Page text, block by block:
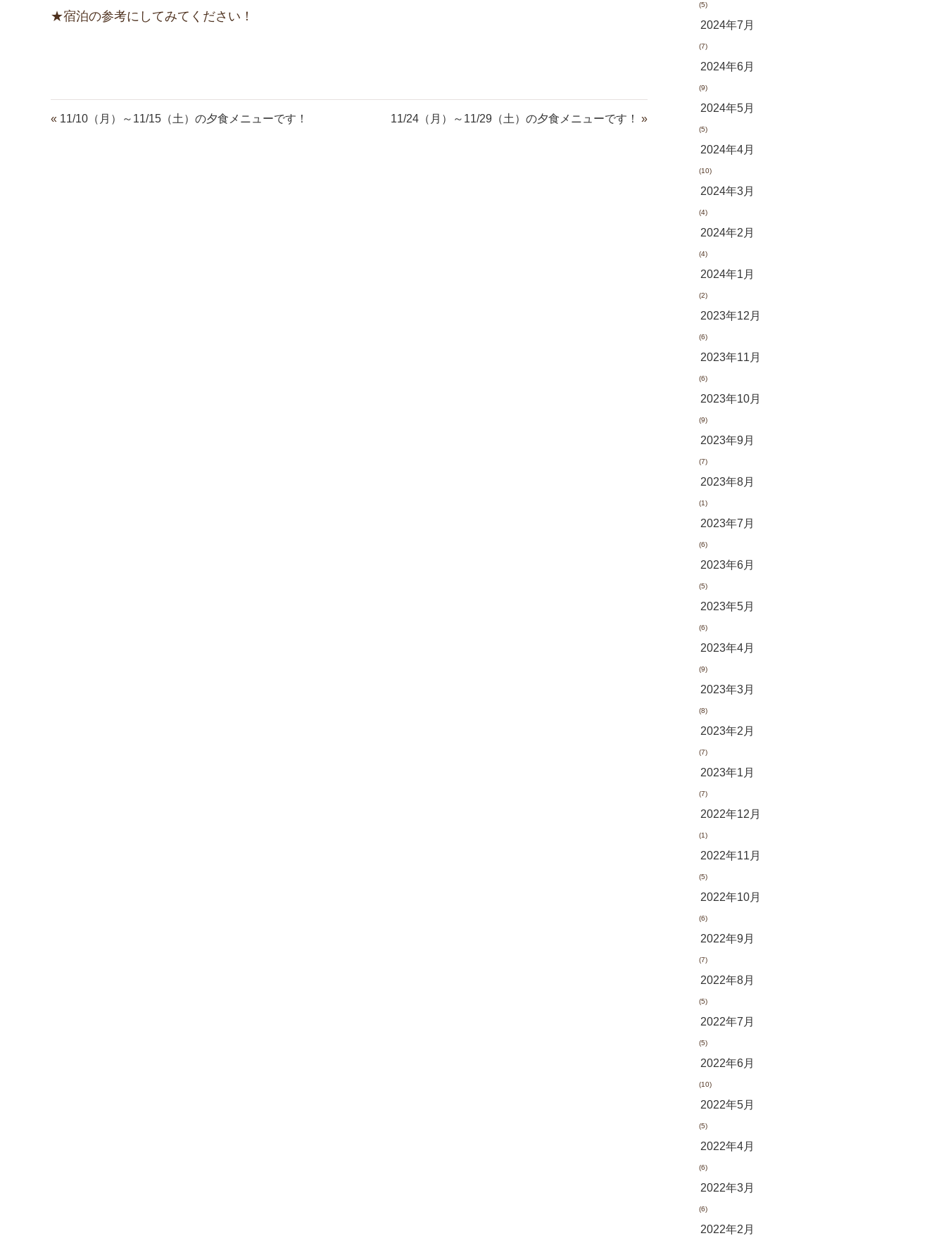
★宿泊の参考にしてみてください！
« 11/10（月）～11/15（土）の夕食メニューです！ 11/24（月）～11/29（土）の夕食メニューです！ »
(5)
2024年7月
(7)
2024年6月
(9)
2024年5月
(5)
2024年4月
(10)
2024年3月
(4)
2024年2月
(4)
2024年1月
(2)
2023年12月
(6)
2023年11月
(6)
2023年10月
(9)
2023年9月
(7)
2023年8月
(1)
2023年7月
(6)
2023年6月
(5)
2023年5月
(6)
2023年4月
(9)
2023年3月
(8)
2023年2月
(7)
2023年1月
(7)
2022年12月
(1)
2022年11月
(5)
2022年10月
(6)
2022年9月
(7)
2022年8月
(5)
2022年7月
(5)
2022年6月
(10)
2022年5月
(5)
2022年4月
(6)
2022年3月
(6)
2022年2月